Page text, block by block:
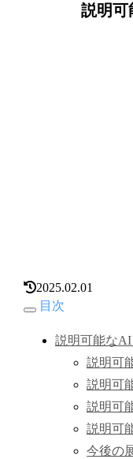
説明可
2025.02.01
目次
説明可能な
説明可
説明可
説明可
説明可
今後の